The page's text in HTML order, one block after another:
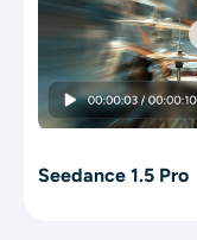
Seedance 1.5 Pro